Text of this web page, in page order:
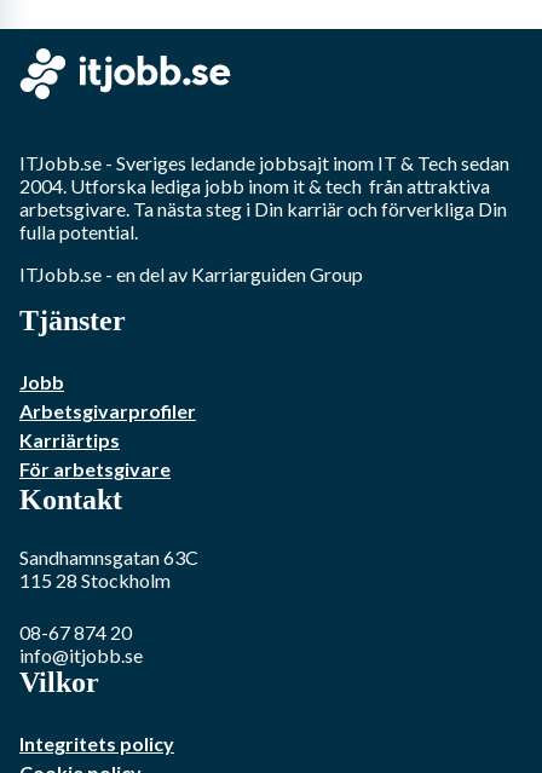
ITJobb.se - Sveriges ledande jobbsajt inom IT & Techsedan
2004. Utforska lediga jobb inom it & tech från attraktiva
arbetsgivare. Ta nästa steg i Din karriär och förverkliga Din
fulla potential.
ITJobb.se - en del av Karriarguiden Group
Tjänster
Jobb
Arbetsgivarprofiler
Karriärtips
För arbetsgivare
Kontakt
Sandhamnsgatan 63C
115 28 Stockholm
08-67 874 20
info@itjobb.se
Vilkor
Integritets policy